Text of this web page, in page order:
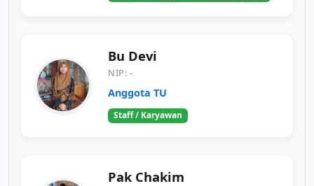
Bu Devi
NIP: -
Anggota TU
Staff / Karyawan
Pak Chakim